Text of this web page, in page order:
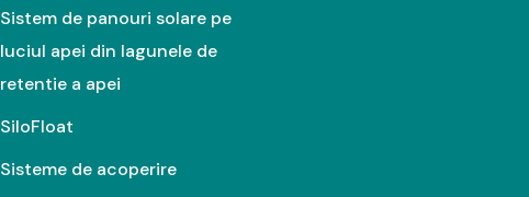
Sistem de panouri solare pe
luciul apei din lagunele de
retentie a apei
SiloFloat
Sisteme de acoperire